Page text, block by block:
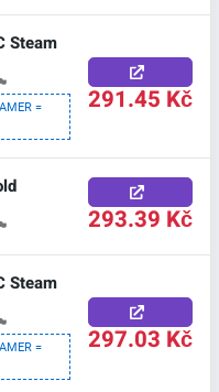
Steam
=
291.45 Kč
293.39 Kč
Steam
=
297.03 Kč